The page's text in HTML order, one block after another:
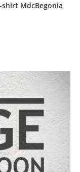
MdcBegonia